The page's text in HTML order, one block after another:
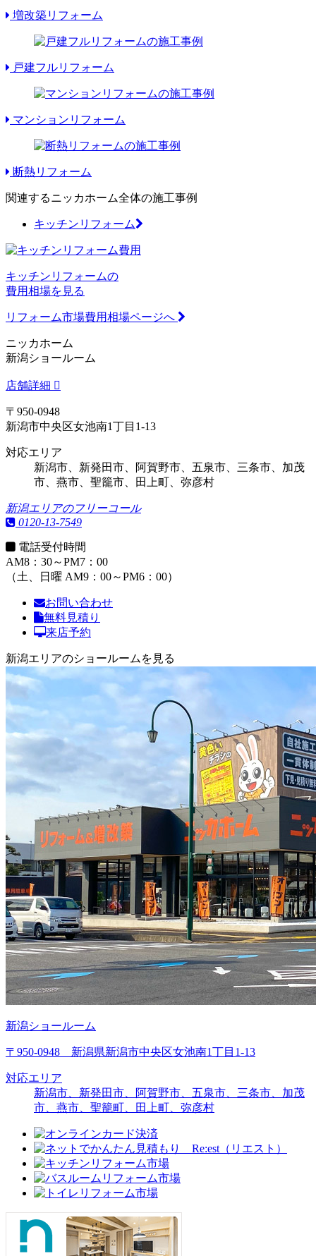
増改築リフォーム
戸建フルリフォーム
マンションリフォーム
断熱リフォーム
関連するニッカホーム全体の施工事例
キッチンリフォーム
キッチンリフォームの
費用相場を見る
リフォーム市場費用相場ページへ
ニッカホーム
新潟ショールーム
店舗詳細
〒950-0948
新潟市中央区女池南1丁目1-13
対応エリア
新潟市、新発田市、阿賀野市、五泉市、三条市、加茂
市、燕市、聖籠市、田上町、弥彦村
新潟エリアのフリーコール
0120-13-7549
電話受付時間
AM8：30～PM7：00
（土、日曜 AM9：00～PM6：00）
お問い合わせ
無料見積り
来店予約
新潟エリアのショールームを見る
新潟ショールーム
〒950-0948 新潟県新潟市中央区女池南1丁目1-13
対応エリア
新潟市、新発田市、阿賀野市、五泉市、三条市、加茂
市、燕市、聖籠町、田上町、弥彦村